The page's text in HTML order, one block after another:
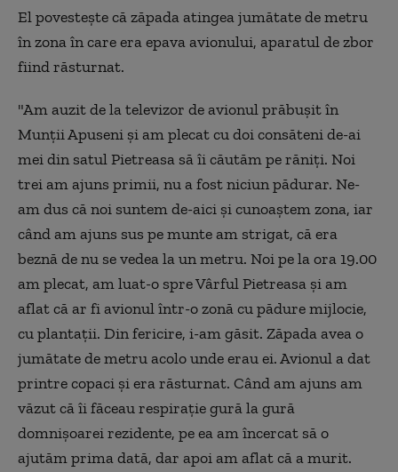
El povesteşte că zăpada atingea jumătate de metru
în zona în care era epava avionului, aparatul de zbor
fiind răsturnat.
"Am auzit de la televizor de avionul prăbuşit în
Munţii Apuseni şi am plecat cu doi consăteni de-ai
mei din satul Pietreasa să îi căutăm pe răniţi. Noi
trei am ajuns primii, nu a fost niciun pădurar. Ne-
am dus că noi suntem de-aici şi cunoaştem zona, iar
când am ajuns sus pe munte am strigat, că era
beznă de nu se vedea la un metru. Noi pe la ora 19.00
am plecat, am luat-o spre Vârful Pietreasa şi am
aflat că ar fi avionul într-o zonă cu pădure mijlocie,
cu plantaţii. Din fericire, i-am găsit. Zăpada avea o
jumătate de metru acolo unde erau ei. Avionul a dat
printre copaci şi era răsturnat. Când am ajuns am
văzut că îi făceau respiraţie gură la gură
domnişoarei rezidente, pe ea am încercat să o
ajutăm prima dată, dar apoi am aflat că a murit.